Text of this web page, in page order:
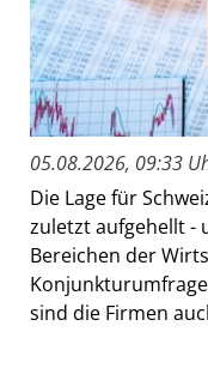
05.08.2026, 09:33
Die Lage für
zuletzt aufgehellt -
Bereichen der
sind die Firmen